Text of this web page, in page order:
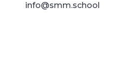
info@smm.school